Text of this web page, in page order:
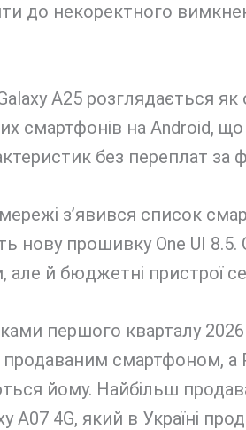
до некоректного
A25 розглядається
смартфонів на Android,
без переплат за
з’явився список
нову прошивку One UI 8.5.
й бюджетні пристрої
першого кварталу
смартфоном, а
йому. Найбільш
A07 4G, який в Україні